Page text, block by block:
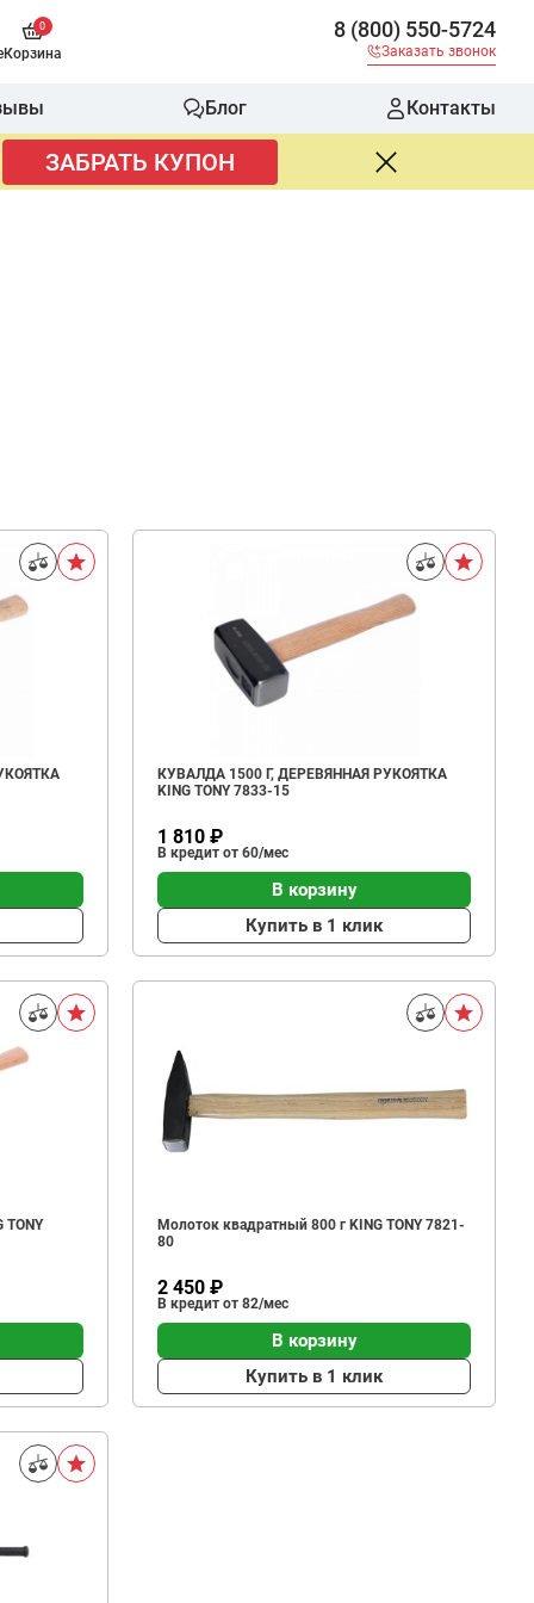
0
Корзина
8 (800) 550-5724
Заказать звонок
Блог Контакты
ЗАБРАТЬ КУПОН
КУВАЛДА 1500 Г, ДЕРЕВЯННАЯ РУКОЯТКА
KING TONY 7833-15
1 810 ₽
В кредит от 60/мес
В корзину
Купить в 1 клик
Молоток квадратный 800 г KING TONY 7821-
80
2 450 ₽
В кредит от 82/мес
В корзину
Купить в 1 клик